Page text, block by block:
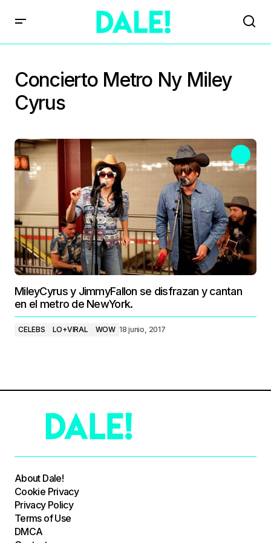
Concierto Metro Ny Miley
Cyrus
MileyCyrus y JimmyFallon se disfrazan y cantan
en el metro de NewYork.
CELEBS LO+VIRAL WOW 18 junio, 2017
About Dale!
Cookie Privacy
Privacy Policy
Terms of Use
DMCA